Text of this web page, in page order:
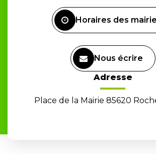
Horaires des
Nous écrire
Adresse
Place de la Mairie 85620